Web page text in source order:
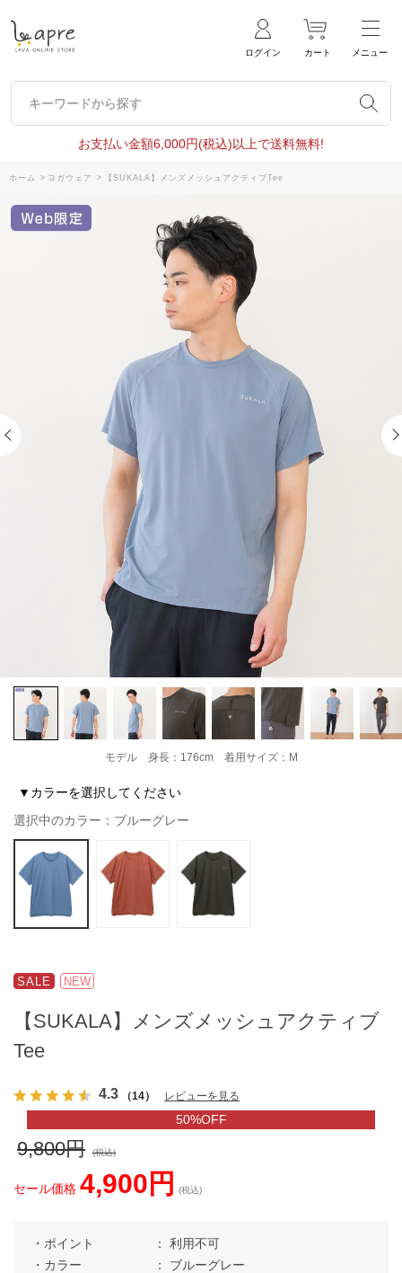
ログイン カート メニュー
キーワードから探す
キーワードから探す
お支払い金額6,000円(税込)以上で送料無料!
ホーム > ヨガウェア > 【SUKALA】メンズメッシュアクティブTee
モデル 身長：176cm 着用サイズ：M
▼カラーを選択してください
選択中のカラー：ブルーグレー
SALE NEW
【SUKALA】メンズメッシュアクティブ
Tee
4.3 （14） レビューを見る
50%OFF
9,800円 (税込)
セール価格 4,900円 (税込)
ポイント
利用不可
カラー
ブルーグレー